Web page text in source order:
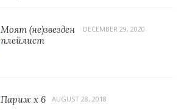
Моят (не)звезден
плейлист
DECEMBER 29, 2020
Париж x 6 AUGUST 28, 2018